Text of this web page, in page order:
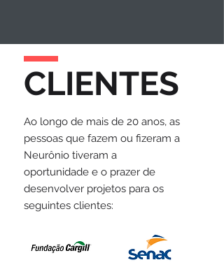
CLIENTES
Ao longo de mais de 20 anos, as
pessoas que fazem ou fizeram a
Neurônio tiveram a
oportunidade e o prazer de
desenvolver projetos para os
seguintes clientes: